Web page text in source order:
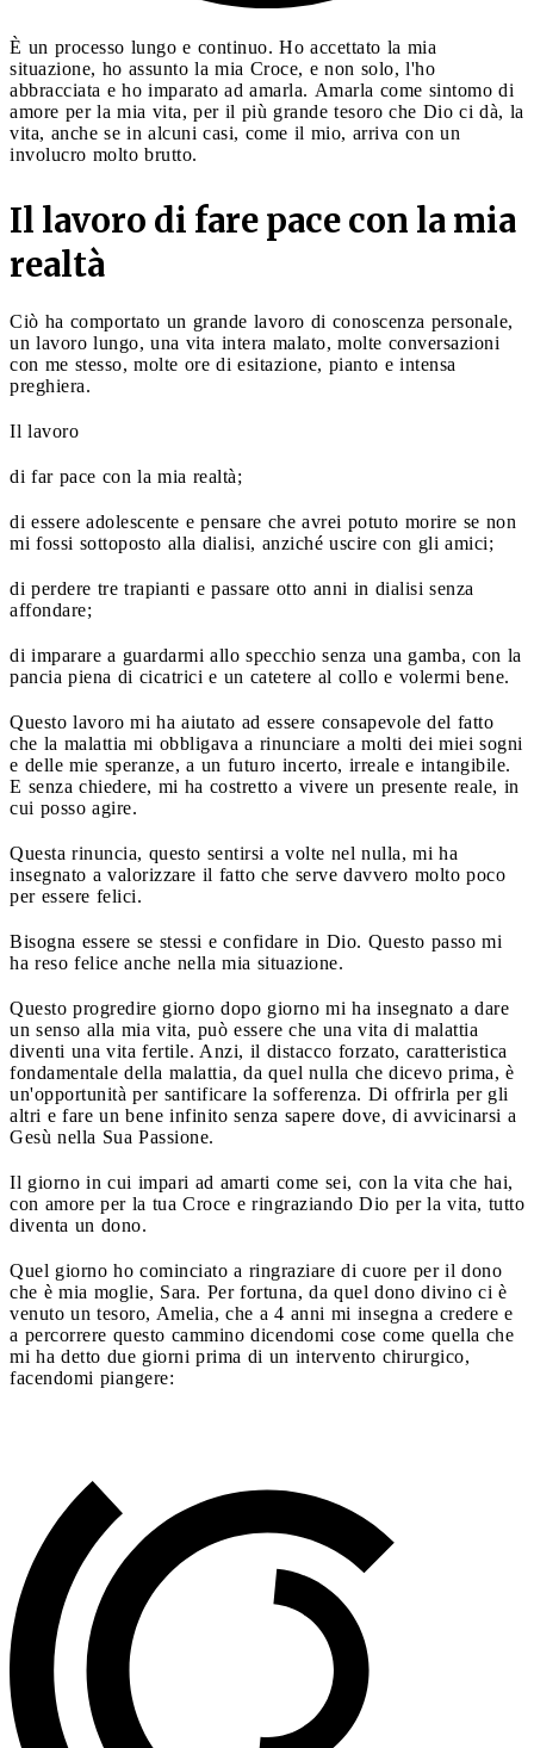
È un processo lungo e continuo. Ho accettato la mia
situazione, ho assunto la mia Croce, e non solo, l'ho
abbracciata e ho imparato ad amarla. Amarla come sintomo di
amore per la mia vita, per il più grande tesoro che Dio ci dà, la
vita, anche se in alcuni casi, come il mio, arriva con un
involucro molto brutto.
Il lavoro di fare pace con la mia
realtà
Ciò ha comportato un grande lavoro di conoscenza personale,
un lavoro lungo, una vita intera malato, molte conversazioni
con me stesso, molte ore di esitazione, pianto e intensa
preghiera.
Il lavoro
di far pace con la mia realtà;
di essere adolescente e pensare che avrei potuto morire se non
mi fossi sottoposto alla dialisi, anziché uscire con gli amici;
di perdere tre trapianti e passare otto anni in dialisi senza
affondare;
di imparare a guardarmi allo specchio senza una gamba, con la
pancia piena di cicatrici e un catetere al collo e volermi bene.
Questo lavoro mi ha aiutato ad essere consapevole del fatto
che la malattia mi obbligava a rinunciare a molti dei miei sogni
e delle mie speranze, a un futuro incerto, irreale e intangibile.
E senza chiedere, mi ha costretto a vivere un presente reale, in
cui posso agire.
Questa rinuncia, questo sentirsi a volte nel nulla, mi ha
insegnato a valorizzare il fatto che serve davvero molto poco
per essere felici.
Bisogna essere se stessi e confidare in Dio. Questo passo mi
ha reso felice anche nella mia situazione.
Questo progredire giorno dopo giorno mi ha insegnato a dare
un senso alla mia vita, può essere che una vita di malattia
diventi una vita fertile. Anzi, il distacco forzato, caratteristica
fondamentale della malattia, da quel nulla che dicevo prima, è
un'opportunità per santificare la sofferenza. Di offrirla per gli
altri e fare un bene infinito senza sapere dove, di avvicinarsi a
Gesù nella Sua Passione.
Il giorno in cui impari ad amarti come sei, con la vita che hai,
con amore per la tua Croce e ringraziando Dio per la vita, tutto
diventa un dono.
Quel giorno ho cominciato a ringraziare di cuore per il dono
che è mia moglie, Sara. Per fortuna, da quel dono divino ci è
venuto un tesoro, Amelia, che a 4 anni mi insegna a credere e
a percorrere questo cammino dicendomi cose come quella che
mi ha detto due giorni prima di un intervento chirurgico,
facendomi piangere: